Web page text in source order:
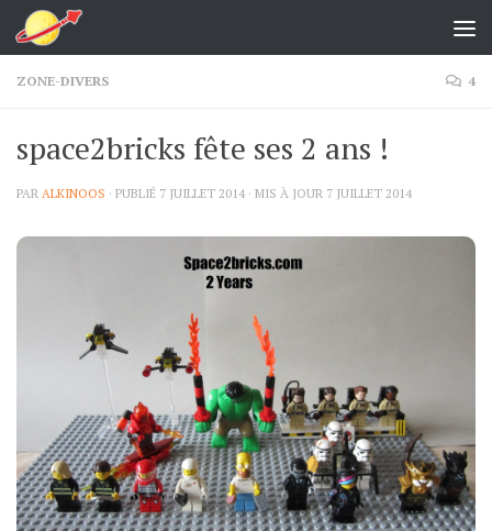
Skip to content
ZONE-DIVERS 4
space2bricks fête ses 2 ans !
PAR ALKINOOS · PUBLIÉ 7 JUILLET 2014 · MIS À JOUR 7 JUILLET 2014